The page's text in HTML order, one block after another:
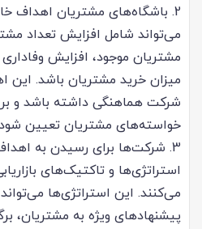
2. باشگاه‌های مشتریان اهداف
می‌تواند شامل افزایش تعداد
مشتریان موجود، افزایش
میزان خرید مشتریان باشد. این
شرکت هماهنگی داشته باشد و
خواسته‌های مشتریان تعیین
3. شرکت‌ها برای رسیدن به
استراتژی‌ها و تاکتیک‌های
می‌کنند. این استراتژی‌ها
پیشنهادهای ویژه به مشتریان،